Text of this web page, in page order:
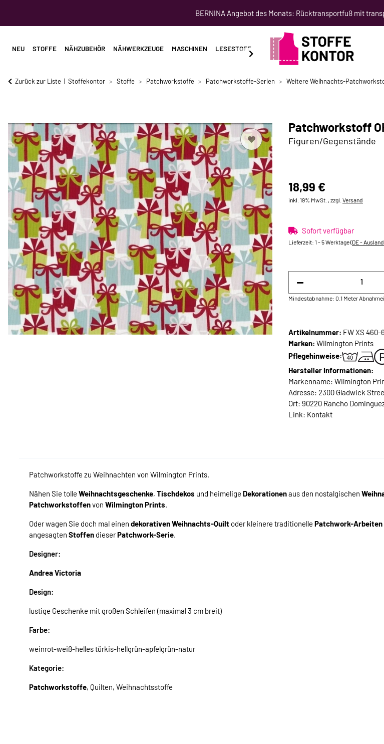
BERNINA Angebot des Monats: Rücktransportfuß mit
NEU STOFFE NÄHZUBEHÖR NÄHWERKZEUGE MASCHINEN LESESTOFF SCHNITTMUSTER NÄHKURSE
Zurück zur Liste Stoffekontor Stoffe Patchworkstoffe Patchworkstoffe-Serien Weitere Weihnachts-
Patchworkstoff
Figuren/Gegenstände
18,99 €
inkl. 19% MwSt. , zzgl. Versand
Sofort verfügbar
Lieferzeit: 1 - 5 Werktage(DE -
Mindestabnahme: 0.1 Meter
Artikelnummer: FW XS 460-6
Marken: Wilmington Prints
Pflegehinweise:
Hersteller Informationen:
Markenname: Wilmington
Adresse: 2300 Gladwick
Ort: 90220 Rancho
Link: Kontakt
Patchworkstoffe zu Weihnachten von Wilmington Prints.
Nähen Sie tolle Weihnachtsgeschenke, Tischdekos und heimelige Dekorationenaus den nostalgischen
Patchworkstoffenvon Wilmington Prints.
Oder wagen Sie doch mal einen dekorativen Weihnachts-Quilt oder kleinere traditionelle Patchwork-Arbeiten
angesagten Stoffen dieserPatchwork-Serie.
Designer:
Andrea Victoria
Design:
lustige Geschenke mit großen Schleifen (maximal 3 cm breit)
Farbe:
weinrot-weiß-helles türkis-hellgrün-apfelgrün-natur
Kategorie:
Patchworkstoffe, Quilten, Weihnachtsstoffe